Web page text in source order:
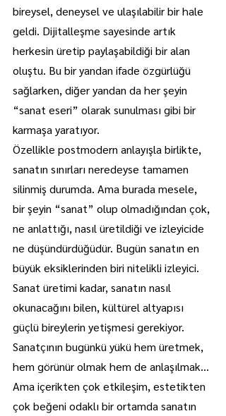
bireysel, deneysel ve ulaşılabilir bir hale
geldi. Dijitalleşme sayesinde artık
herkesin üretip paylaşabildiği bir alan
oluştu. Bu bir yandan ifade özgürlüğü
sağlarken, diğer yandan da her şeyin
“sanat eseri” olarak sunulması gibi bir
karmaşa yaratıyor.
Özellikle postmodern anlayışla birlikte,
sanatın sınırları neredeyse tamamen
silinmiş durumda. Ama burada mesele,
bir şeyin “sanat” olup olmadığından çok,
ne anlattığı, nasıl üretildiği ve izleyicide
ne düşündürdüğüdür. Bugün sanatın en
büyük eksiklerinden biri nitelikli izleyici.
Sanat üretimi kadar, sanatın nasıl
okunacağını bilen, kültürel altyapısı
güçlü bireylerin yetişmesi gerekiyor.
Sanatçının bugünkü yükü hem üretmek,
hem görünür olmak hem de anlaşılmak...
Ama içerikten çok etkileşim, estetikten
çok beğeni odaklı bir ortamda sanatın